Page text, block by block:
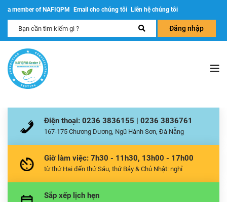
a member of NAFIQPM Email cho chúng tôi Liên hệ chúng tôi
Đăng nhập
Điện thoại: 0236 3836155 | 0236 3836761
167-175 Chương Dương, Ngũ Hành Sơn, Đà Nẵng
Giờ làm việc: 7h30 - 11h30, 13h00 - 17h00
từ thứ Hai đến thứ Sáu, thứ Bảy & Chủ Nhật: nghỉ
Sắp xếp lịch hẹn